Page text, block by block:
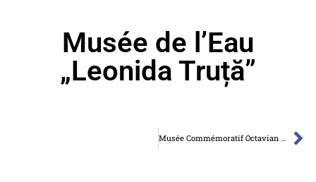
Musée de l’Eau
„Leonida Truță”
Musée Commémoratif Octavian Goga de Ciucea